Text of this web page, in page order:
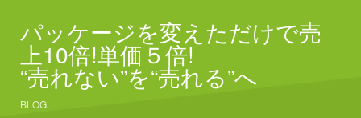
パッケージを変えただけで売
上10倍!単価５倍!
“売れない”を“売れる”へ
BLOG